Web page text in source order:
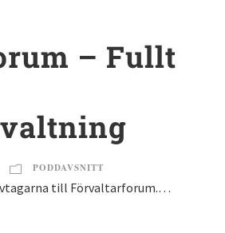
– Fullt
PODDAVSNITT
till Förvaltarforum.…